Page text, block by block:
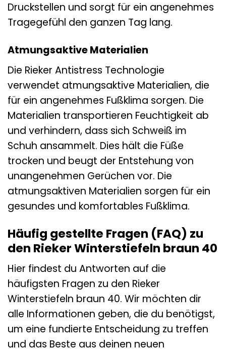
Druckstellen und sorgt für ein angenehmes
Tragegefühl den ganzen Tag lang.
Atmungsaktive Materialien
Die Rieker Antistress Technologie
verwendet atmungsaktive Materialien, die
für ein angenehmes Fußklima sorgen. Die
Materialien transportieren Feuchtigkeit ab
und verhindern, dass sich Schweiß im
Schuh ansammelt. Dies hält die Füße
trocken und beugt der Entstehung von
unangenehmen Gerüchen vor. Die
atmungsaktiven Materialien sorgen für ein
gesundes und komfortables Fußklima.
Häufig gestellte Fragen (FAQ) zu
den Rieker Winterstiefeln braun 40
Hier findest du Antworten auf die
häufigsten Fragen zu den Rieker
Winterstiefeln braun 40. Wir möchten dir
alle Informationen geben, die du benötigst,
um eine fundierte Entscheidung zu treffen
und das Beste aus deinen neuen